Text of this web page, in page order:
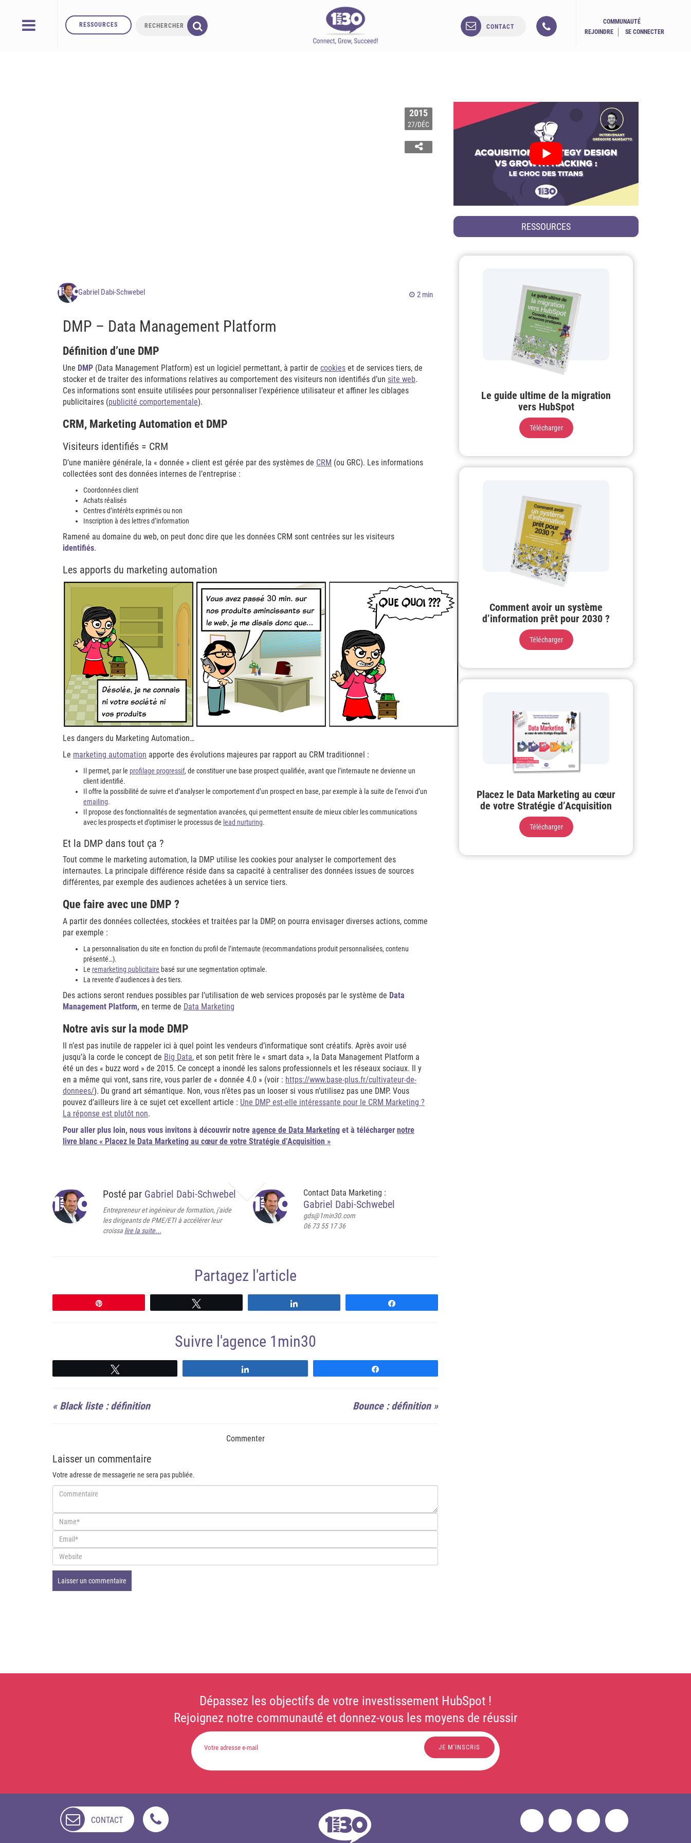
RESSOURCES CONTACT
COMMUNAUTÉ
REJOINDRE
SE CONNECTER
2015
27/DÉC
Gabriel Dabi-Schwebel 2 min
DMP – Data Management Platform
Définition d’une DMP
Une DMP (Data Management Platform) est un logiciel permettant, à partir de cookies et de services tiers, de
stocker et de traiter des informations relatives au comportement des visiteurs non identifiés d’un site web.
Ces informations sont ensuite utilisées pour personnaliser l’expérience utilisateur et affiner les ciblages
publicitaires (publicité comportementale).
CRM, Marketing Automation et DMP
Visiteurs identifiés = CRM
D’une manière générale, la « donnée » client est gérée par des systèmes de CRM (ou GRC). Les informations
collectées sont des données internes de l’entreprise :
Coordonnées client
Achats réalisés
Centres d’intérêts exprimés ou non
Inscription à des lettres d’information
Ramené au domaine du web, on peut donc dire que les données CRM sont centrées sur les visiteurs
identifiés.
Les apports du marketing automation
Les dangers du Marketing Automation…
Le marketing automation apporte des évolutions majeures par rapport au CRM traditionnel :
Il permet, par le profilage progressif, de constituer une base prospect qualifiée, avant que l’internaute ne devienne un
client identifié.
Il offre la possibilité de suivre et d’analyser le comportement d’un prospect en base, par exemple à la suite de l’envoi d’un
emailing.
Il propose des fonctionnalités de segmentation avancées, qui permettent ensuite de mieux cibler les communications
avec les prospects et d’optimiser le processus de lead nurturing.
Et la DMP dans tout ça ?
Tout comme le marketing automation, la DMP utilise les cookies pour analyser le comportement des
internautes. La principale différence réside dans sa capacité à centraliser des données issues de sources
différentes, par exemple des audiences achetées à un service tiers.
Que faire avec une DMP ?
A partir des données collectées, stockées et traitées par la DMP, on pourra envisager diverses actions, comme
par exemple :
La personnalisation du site en fonction du profil de l’internaute (recommandations produit personnalisées, contenu
présenté…).
Le remarketing publicitaire basé sur une segmentation optimale.
La revente d’audiences à des tiers.
Des actions seront rendues possibles par l’utilisation de web services proposés par le système de Data
Management Platform, en terme de Data Marketing
Notre avis sur la mode DMP
Il n’est pas inutile de rappeler ici à quel point les vendeurs d’informatique sont créatifs. Après avoir usé
jusqu’à la corde le concept de Big Data, et son petit frère le « smart data », la Data Management Platform a
été un des « buzz word » de 2015. Ce concept a inondé les salons professionnels et les réseaux sociaux. Il y
en a même qui vont, sans rire, vous parler de « donnée 4.0 » (voir : https://www.base-plus.fr/cultivateur-de-
donnees/). Du grand art sémantique. Non, vous n’êtes pas un looser si vous n’utilisez pas une DMP. Vous
pouvez d’ailleurs lire à ce sujet cet excellent article : Une DMP est-elle intéressante pour le CRM Marketing ?
La réponse est plutôt non.
Pour aller plus loin, nous vous invitons à découvrir notre agence de Data Marketing et à télécharger notre
livre blanc « Placez le Data Marketing au cœur de votre Stratégie d’Acquisition »
Posté par Gabriel Dabi-Schwebel
Entrepreneur et ingénieur de formation, j'aide
les dirigeants de PME/ETI à accélérer leur
croissa lire la suite...
Contact Data Marketing :
Gabriel Dabi-Schwebel
gds@1min30.com
06 73 55 17 36
Partagez l'article
Suivre l'agence 1min30
« Black liste : définition Bounce : définition»
Commenter
Laisser un commentaire
Votre adresse de messagerie ne sera pas publiée.
RESSOURCES
Le guide ultime de la migration
vers HubSpot
Télécharger
Comment avoir un système
d’information prêt pour 2030 ?
Télécharger
Placez le Data Marketing au cœur
de votre Stratégie d’Acquisition
Télécharger
Dépassez les objectifs de votre investissement HubSpot !
Rejoignez notre communauté et donnez-vous les moyens de réussir
CONTACT